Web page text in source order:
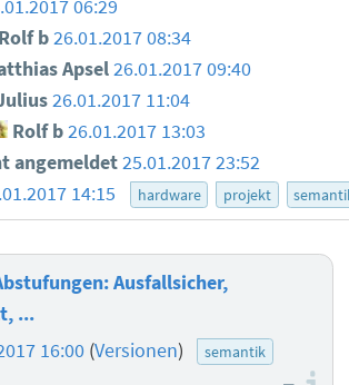
06:29
b26.01.2017 08:34
Apsel26.01.2017 09:40
26.01.2017 11:04
Rolf b26.01.2017 13:03
angemeldet25.01.2017 23:52
14:15 hardware projekt
Ausfallsicher,
...
16:00 (Versionen) semantik